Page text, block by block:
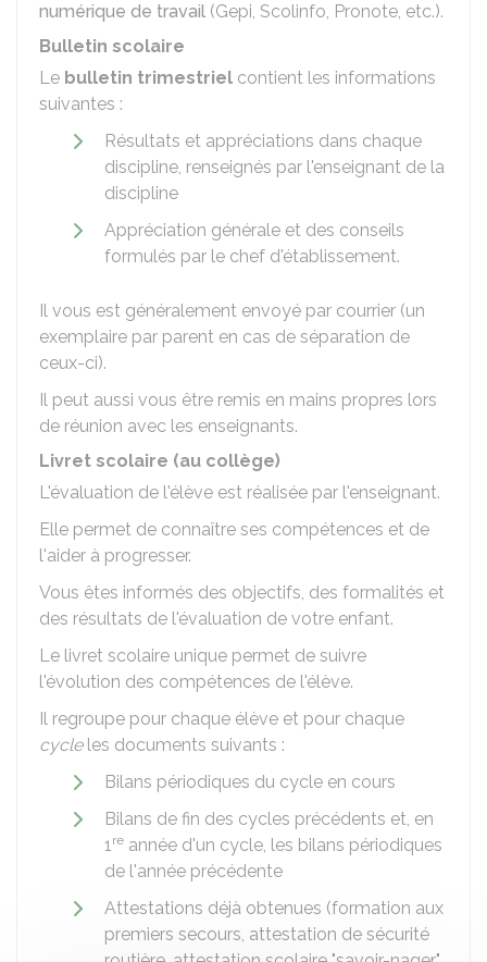
numérique de travail (Gepi, Scolinfo, Pronote, etc.).
Bulletin scolaire
Le bulletin trimestriel contient les informations
suivantes :
Résultats et appréciations dans chaque
discipline, renseignés par l'enseignant de la
discipline
Appréciation générale et des conseils
formulés par le chef d'établissement.
Il vous est généralement envoyé par courrier (un
exemplaire par parent en cas de séparation de
ceux-ci).
Il peut aussi vous être remis en mains propres lors
de réunion avec les enseignants.
Livret scolaire (au collège)
L'évaluation de l'élève est réalisée par l'enseignant.
Elle permet de connaître ses compétences et de
l'aider à progresser.
Vous êtes informés des objectifs, des formalités et
des résultats de l'évaluation de votre enfant.
Le livret scolaire unique permet de suivre
l'évolution des compétences de l'élève.
Il regroupe pour chaque élève et pour chaque
cycleles documents suivants :
Bilans périodiques du cycle en cours
Bilans de fin des cycles précédents et, en
1re année d'un cycle, les bilans périodiques
de l'année précédente
Attestations déjà obtenues (formation aux
premiers secours, attestation de sécurité